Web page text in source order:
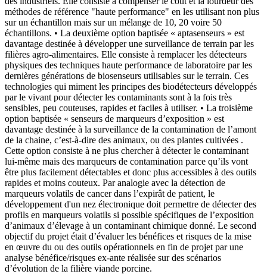
méthodes de référence "haute performance" en les utilisant non plus
sur un échantillon mais sur un mélange de 10, 20 voire 50
échantillons. • La deuxième option baptisée « aptasenseurs » est
davantage destinée à développer une surveillance de terrain par les
filières agro-alimentaires. Elle consiste à remplacer les détecteurs
physiques des techniques haute performance de laboratoire par les
dernières générations de biosenseurs utilisables sur le terrain. Ces
technologies qui miment les principes des biodétecteurs développés
par le vivant pour détecter les contaminants sont à la fois très
sensibles, peu couteuses, rapides et faciles à utiliser. • La troisième
option baptisée « senseurs de marqueurs d’exposition » est
davantage destinée à la surveillance de la contamination de l’amont
de la chaine, c’est-à-dire des animaux, ou des plantes cultivées .
Cette option consiste à ne plus chercher à détecter le contaminant
lui-même mais des marqueurs de contamination parce qu’ils vont
être plus facilement détectables et donc plus accessibles à des outils
rapides et moins couteux. Par analogie avec la détection de
marqueurs volatils de cancer dans l’expirât de patient, le
développement d'un nez électronique doit permettre de détecter des
profils en marqueurs volatils si possible spécifiques de l’exposition
d’animaux d’élevage à un contaminant chimique donné. Le second
objectif du projet était d’évaluer les bénéfices et risques de la mise
en œuvre du ou des outils opérationnels en fin de projet par une
analyse bénéfice/risques ex-ante réalisée sur des scénarios
d’évolution de la filière viande porcine.